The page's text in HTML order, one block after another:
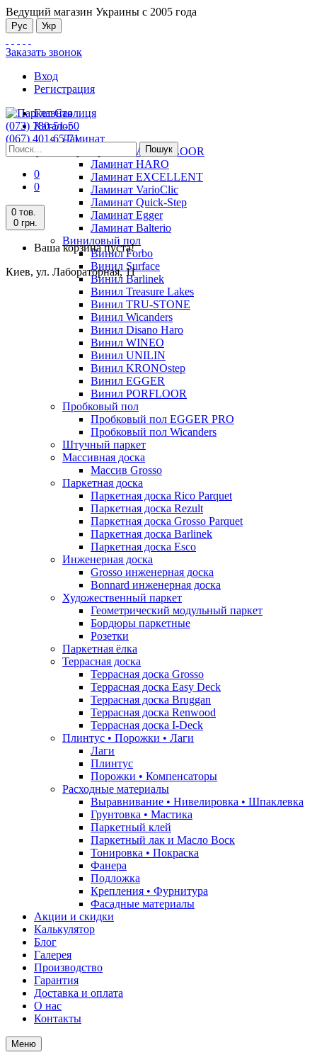
Ведущий магазин Украины с 2005 года
Рус Укр
Заказать звонок
Вход
Регистрация
(073) 780-51-50
(067) 401-65-71
Киев, ул. Лабораторная, 11
Пошук
0
0
0 тов.
0 грн.
Ваша корзина пуста!
Киев, ул. Лабораторная, 11
Главная
Каталог
Ламинат
Ламинат ALSAFLOOR
Ламинат HARO
Ламинат EXCELLENT
Ламинат VarioClic
Ламинат Quick-Step
Ламинат Egger
Ламинат Balterio
Виниловый пол
Винил Forbo
Винил Surface
Винил Barlinek
Винил Treasure Lakes
Винил TRU-STONE
Винил Wicanders
Винил Disano Haro
Винил WINEO
Винил UNILIN
Винил KRONOstep
Винил EGGER
Винил PORFLOOR
Пробковый пол
Пробковый пол EGGER PRO
Пробковый пол Wicanders
Штучный паркет
Массивная доска
Массив Grosso
Паркетная доска
Паркетная доска Rico Parquet
Паркетная доска Rezult
Паркетная доска Grosso Parquet
Паркетная доска Barlinek
Паркетная доска Esco
Инженерная доска
Grosso инженерная доска
Bonnard инженерная доска
Художественный паркет
Геометрический модульный паркет
Бордюры паркетные
Розетки
Паркетная ёлка
Террасная доска
Террасная доска Grosso
Террасная доска Easy Deck
Террасная доска Bruggan
Террасная доска Renwood
Террасная доска I-Deck
Плинтус • Порожки • Лаги
Лаги
Плинтус
Порожки • Компенсаторы
Расходные материалы
Выравнивание • Нивелировка • Шпаклевка
Грунтовкa • Мастика
Паркетный клей
Паркетный лак и Масло Воск
Тонировка • Покраска
Фанера
Подложка
Крепления • Фурнитура
Фасадные материалы
Акции и скидки
Калькулятор
Блог
Галерея
Производство
Гарантия
Доставка и оплата
О нас
Контакты
Меню